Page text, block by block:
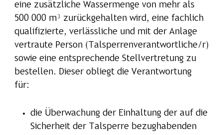
eine zusätzliche Wassermenge von mehr als
500 000 m³ zurückgehalten wird, eine fachlich
qualifizierte, verlässliche und mit der Anlage
vertraute Person (Talsperrenverantwortliche/r)
sowie eine entsprechende Stellvertretung zu
bestellen. Dieser obliegt die Verantwortung
für:
die Überwachung der Einhaltung der auf die
Sicherheit der Talsperre bezughabenden